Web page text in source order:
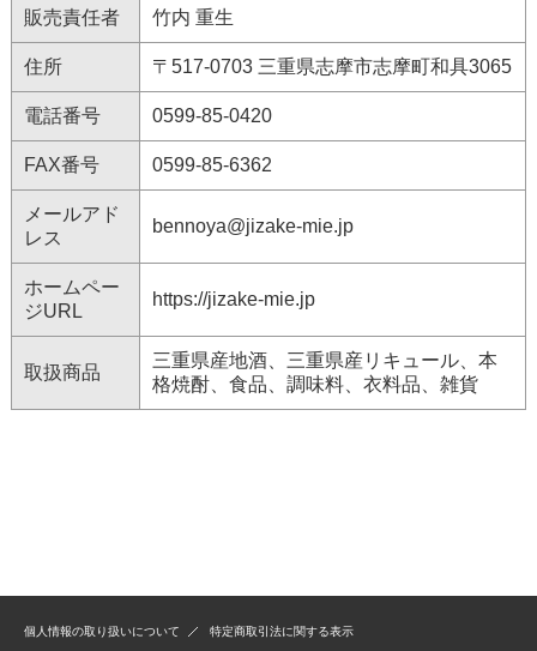
販売責任者 竹内 重生
住所 〒517-0703 三重県志摩市志摩町和具3065
電話番号 0599-85-0420
FAX番号 0599-85-6362
メールアド
レス
bennoya@jizake-mie.jp
ホームペー
ジURL
https://jizake-mie.jp
取扱商品
三重県産地酒、三重県産リキュール、本
格焼酎、食品、調味料、衣料品、雑貨
個人情報の取り扱いについて 特定商取引法に関する表示